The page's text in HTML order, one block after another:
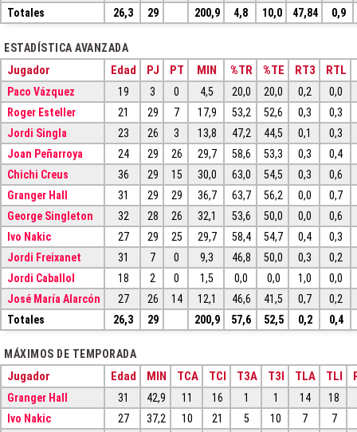
Totales
26,3 29 200,9 4,8 10,0 47,84 0,9
ESTADÍSTICA AVANZADA
Jugador Edad PJ PT MIN %TR %TE RT3 RTL
Paco Vázquez 19 3 0 4,5 20,0 20,0 0,2
0,0
Roger Esteller
21 29 7 17,9 53,2 52,6 0,3
0,3
Jordi Singla
23 26 3 13,8 47,2 44,5 0,1
0,3
Joan Peñarroya
24 29 26 29,7 58,6 53,3 0,3
0,4
Chichi Creus
36 29 15 30,0 63,0 54,5 0,3
0,6
Granger Hall
31 29 29 36,7 63,7 56,2 0,0
0,7
George Singleton
32 28 26 32,1 53,6 50,0 0,0
0,6
Ivo Nakic
27 29 25 29,7 58,4 54,7 0,4
0,3
Jordi Freixanet
31 7 0 9,3 46,8 50,0 0,3
0,2
Jordi Caballol
18 2 0 1,5 0,0 0,0 1,0
0,0
José María Alarcón
27 26 14 12,1 46,6 41,5 0,7
0,2
Totales
26,3 29 200,9 57,6 52,5 0,2 0,4
MÁXIMOS DE TEMPORADA
Jugador Edad MIN TCA TCI T3A T3I TLA TLI
Granger Hall 31 42,9 11 16 1 1 14
18
Ivo Nakic
27 37,2 10 21 5 10 7
7